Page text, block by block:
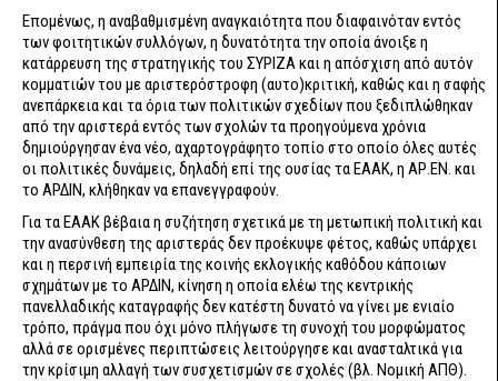
Επομένως, η αναβαθμισμένη αναγκαιότητα που διαφαινόταν εντός
των φοιτητικών συλλόγων, η δυνατότητα την οποία άνοιξε η
κατάρρευση της στρατηγικής του ΣΥΡΙΖΑ και η απόσχιση από αυτόν
κομματιών του με αριστερόστροφη (αυτο)κριτική, καθώς και η σαφής
ανεπάρκεια και τα όρια των πολιτικών σχεδίων που ξεδιπλώθηκαν
από την αριστερά εντός των σχολών τα προηγούμενα χρόνια
δημιούργησαν ένα νέο, αχαρτογράφητο τοπίο στο οποίο όλες αυτές
οι πολιτικές δυνάμεις, δηλαδή επί της ουσίας τα ΕΑΑΚ, η ΑΡ.ΕΝ. και
το ΑΡΔΙΝ, κλήθηκαν να επανεγγραφούν.
Για τα ΕΑΑΚ βέβαια η συζήτηση σχετικά με τη μετωπική πολιτική και
την ανασύνθεση της αριστεράς δεν προέκυψε φέτος, καθώς υπάρχει
και η περσινή εμπειρία της κοινής εκλογικής καθόδου κάποιων
σχημάτων με το ΑΡΔΙΝ, κίνηση η οποία ελέω της κεντρικής
πανελλαδικής καταγραφής δεν κατέστη δυνατό να γίνει με ενιαίο
τρόπο, πράγμα που όχι μόνο πλήγωσε τη συνοχή του μορφώματος
αλλά σε ορισμένες περιπτώσεις λειτούργησε και ανασταλτικά για
την κρίσιμη αλλαγή των συσχετισμών σε σχολές (βλ. Νομική ΑΠΘ).